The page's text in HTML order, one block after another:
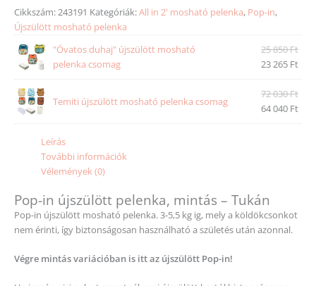
Cikkszám:243191 Kategóriák:All in 2' mosható pelenka, Pop-in,
Újszülött mosható pelenka
"Óvatos duhaj" újszülött mosható
pelenka csomag
25 850Ft
23 265 Ft
Temiti újszülött mosható pelenka csomag
72 030Ft
64 040 Ft
Leírás
További információk
Vélemények (0)
Pop-in újszülött pelenka, mintás – Tukán
Pop-in újszülött mosható pelenka. 3-5,5 kg ig, mely a köldökcsonkot
nem érinti, így biztonságosan használható a születés után azonnal.
Végre mintás variációban is itt az újszülött Pop-in!